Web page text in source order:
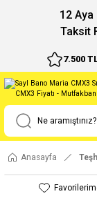
12 Aya
Taksit
7.500
Anasayfa